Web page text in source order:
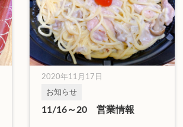
2020年11月17日
お知らせ
11/16～20 営業情報